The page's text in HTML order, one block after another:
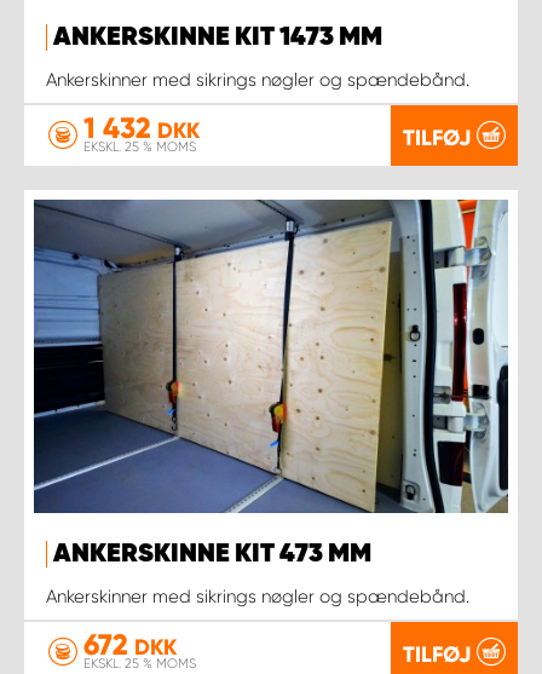
ANKERSKINNE KIT 1473 MM
Ankerskinner med sikrings nøgler og spændebånd.
1 432 DKK
EKSKL. 25 % MOMS TILFØJ
ANKERSKINNE KIT 473 MM
Ankerskinner med sikrings nøgler og spændebånd.
672 DKK
EKSKL. 25 % MOMS TILFØJ